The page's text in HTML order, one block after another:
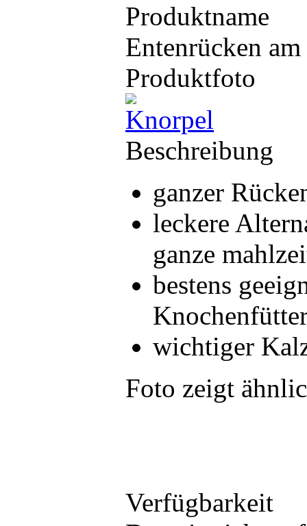
Produktname
Entenrücken
Produktfoto
Beschreibung
ganzer
leckere
ganze
bestens
wichtiger
Foto zeigt
Verfügbarkeit